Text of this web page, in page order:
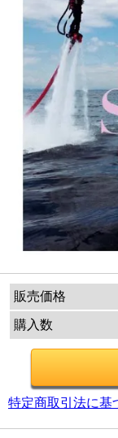
販売価格
購入数
特定商取引法に基